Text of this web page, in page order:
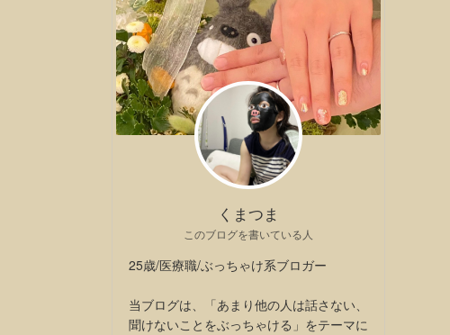
くまつま
このブログを書いている人
25歳/医療職/ぶっちゃけ系ブロガー
当ブログは、「あまり他の人は話さない、
聞けないことをぶっちゃける」をテーマに